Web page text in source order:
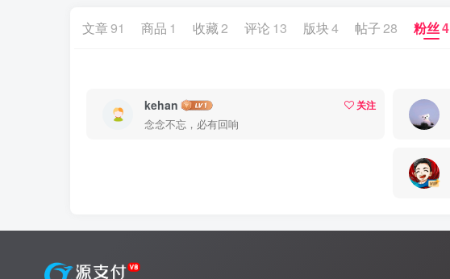
文章91 商品 1 收藏2 评论 13 版块4 帖子28 粉丝4
kehan
关注
念念不忘，必有回响